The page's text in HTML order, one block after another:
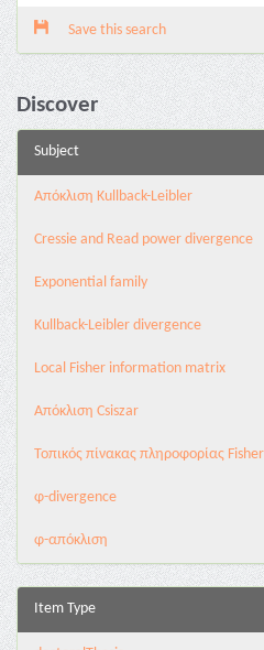
Save this search
Discover
Subject
Aπόκλιση Kullback-Leibler
Cressie and Read power divergence
Exponential family
Kullback-Leibler divergence
Local Fisher information matrix
Απόκλιση Csiszar
Τοπικός πίνακας πληροφορίας Fisher
φ-divergence
φ-απόκλιση
Item Type